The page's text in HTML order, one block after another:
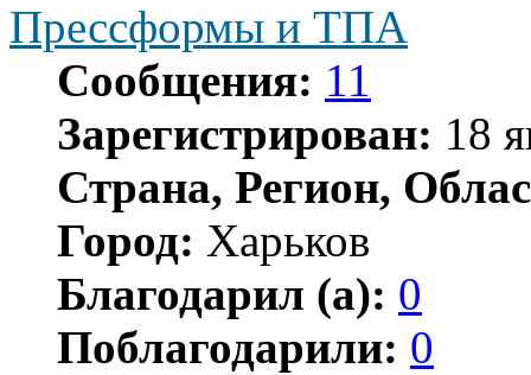
Прессформы и ТПА
Сообщения: 11
Зарегистрирован: 18
Страна, Регион,
Город: Харьков
Благодарил (а): 0
Поблагодарили: 0